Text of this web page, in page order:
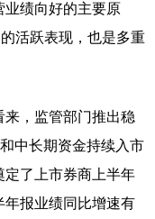
业绩向好的主要原
活跃表现，也是多重
，监管部门推出稳
中长期资金持续入市
定了上市券商上半年
年报业绩同比增速有